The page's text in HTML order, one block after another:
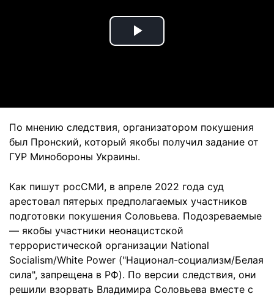
Play
По мнению следствия, организатором покушения
был Пронский, который якобы получил задание от
ГУР Минобороны Украины.
Как пишут росСМИ, в апреле 2022 года суд
арестовал пятерых предполагаемых участников
подготовки покушения Соловьева. Подозреваемые
— якобы участники неонацистской
террористической организации National
Socialism/White Power ("Национал-социализм/Белая
сила", запрещена в РФ). По версии следствия, они
решили взорвать Владимира Соловьева вместе с